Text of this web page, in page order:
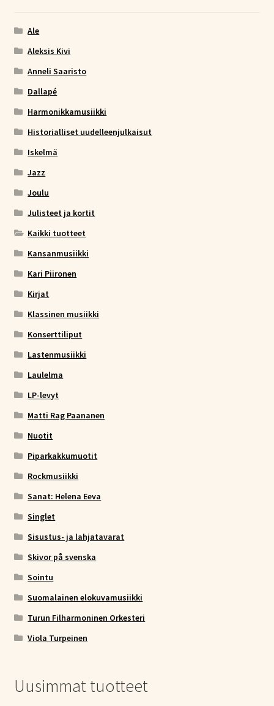
Ale
Aleksis Kivi
Anneli Saaristo
Dallapé
Harmonikkamusiikki
Historialliset uudelleenjulkaisut
Iskelmä
Jazz
Joulu
Julisteet ja kortit
Kaikki tuotteet
Kansanmusiikki
Kari Piironen
Kirjat
Klassinen musiikki
Konserttiliput
Lastenmusiikki
Laulelma
LP-levyt
Matti Rag Paananen
Nuotit
Piparkakkumuotit
Rockmusiikki
Sanat: Helena Eeva
Singlet
Sisustus- ja lahjatavarat
Skivor på svenska
Sointu
Suomalainen elokuvamusiikki
Turun Filharmoninen Orkesteri
Viola Turpeinen
Uusimmat tuotteet